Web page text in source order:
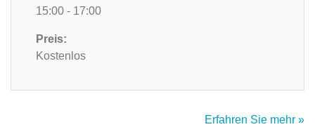
15:00 - 17:00
Preis:
Kostenlos
Erfahren Sie mehr »